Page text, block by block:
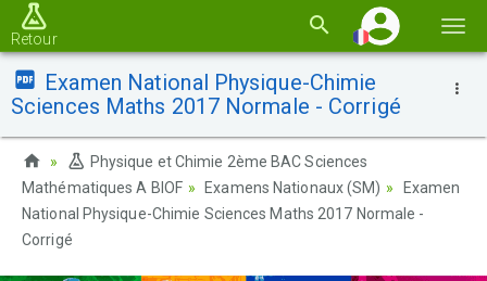
la
Retour
Examen National Physique-Chimie
Sciences Maths 2017 Normale - Corrigé
Physique et Chimie 2ème BAC Sciences
Mathématiques A BIOF
Examens Nationaux (SM)
Examen
National Physique-Chimie Sciences Maths 2017 Normale -
Corrigé